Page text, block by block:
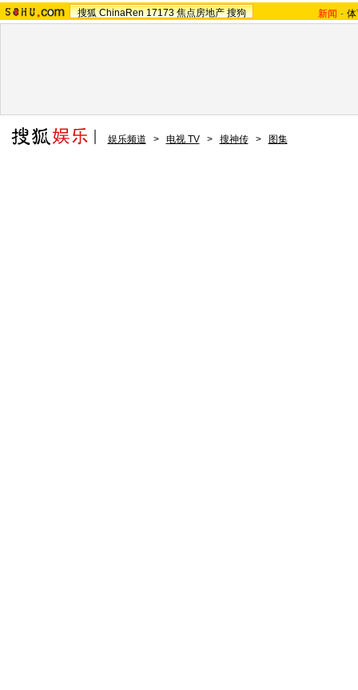
搜狐 ChinaRen 17173 焦点房地产 搜狗 新闻 -
娱乐频道 > 电视 TV > 搜神传 > 图集